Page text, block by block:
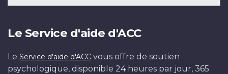
Le Service d'aide d'ACC
Le Service d'aide d'ACC vous offre de soutien
psychologique, disponible 24 heures par jour, 365